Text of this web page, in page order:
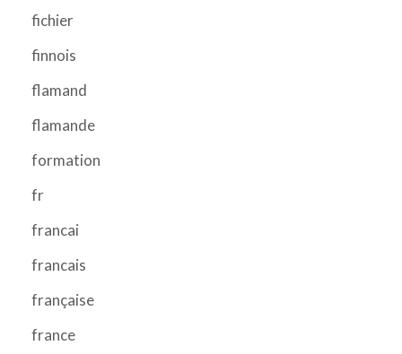
fichier
finnois
flamand
flamande
formation
fr
francai
francais
française
france